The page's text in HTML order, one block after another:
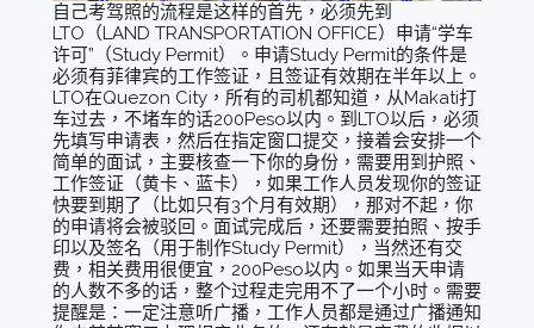
自己考驾照的流程是这样的首先，必须先到
LTO（LAND TRANSPORTATION OFFICE）申请“学车
许可”（Study Permit）。申请Study Permit的条件是
必须有菲律宾的工作签证，且签证有效期在半年以上。
LTO在Quezon City，所有的司机都知道，从Makati打
车过去，不堵车的话200Peso以内。到LTO以后，必须
先填写申请表，然后在指定窗口提交，接着会安排一个
简单的面试，主要核查一下你的身份，需要用到护照、
工作签证（黄卡、蓝卡），如果工作人员发现你的签证
快要到期了（比如只有3个月有效期），那对不起，你
的申请将会被驳回。面试完成后，还要需要拍照、按手
印以及签名（用于制作Study Permit），当然还有交
费，相关费用很便宜，200Peso以内。如果当天申请
的人数不多的话，整个过程走完用不了一个小时。需要
提醒是：一定注意听广播，工作人员都是通过广播通知